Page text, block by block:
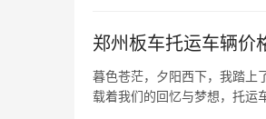
郑州板车托运车辆价
暮色苍茫，夕阳西下，我踏上
载着我们的回忆与梦想，托运